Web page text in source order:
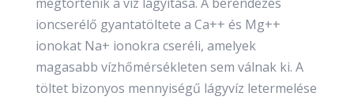
ioncserélő gyantatöltete a Ca++ és Mg++
ionokat Na+ ionokra cseréli, amelyek
magasabb vízhőmérsékleten sem válnak ki. A
töltet bizonyos mennyiségű lágyvíz letermelése